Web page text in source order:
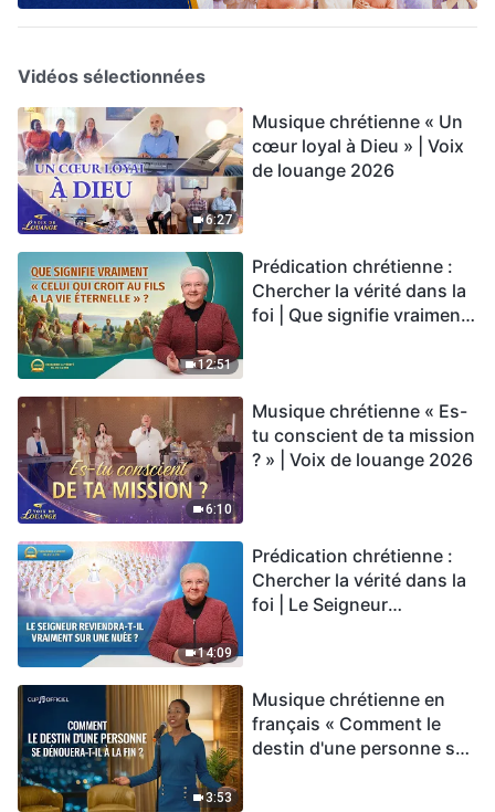
Vidéos sélectionnées
6:27
Musique chrétienne « Un
cœur loyal à Dieu » | Voix
de louange 2026
12:51
Prédication chrétienne :
Chercher la vérité dans la
foi | Que signifie vraiment
6:10
Musique chrétienne « Es-
tu conscient de ta mission
? » | Voix de louange 2026
14:09
Prédication chrétienne :
Chercher la vérité dans la
foi | Le Seigneur
3:53
Musique chrétienne en
français « Comment le
destin d'une personne se